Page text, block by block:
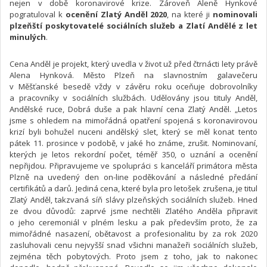
nejen v době koronavirové krize. Zároveň Aleně Hynkové
pogratuloval k ocenění Zlatý Anděl 2020, na které ji nominovali
plzeňští poskytovatelé sociálních služeb a Zlatí Andělé z let
minulých.
Cena Anděl je projekt, který uvedla v život už před čtrnácti lety právě
Alena Hynková. Město Plzeň na slavnostním galavečeru
v Měšťanské besedě vždy v závěru roku oceňuje dobrovolníky
a pracovníky v sociálních službách. Udělovány jsou tituly Anděl,
Andělské ruce, Dobrá duše a pak hlavní cena Zlatý Anděl. „Letos
jsme s ohledem na mimořádná opatření spojená s koronavirovou
krizí byli bohužel nuceni andělský slet, který se měl konat tento
pátek 11. prosince v podobě, v jaké ho známe, zrušit. Nominovaní,
kterých je letos rekordní počet, téměř 350, o uznání a ocenění
nepřijdou. Připravujeme ve spolupráci s kanceláří primátora města
Plzně na uvedený den on-line poděkování a následné předání
certifikátů a darů. Jediná cena, které byla pro letošek zrušena, je titul
Zlatý Anděl, takzvaná síň slávy plzeňských sociálních služeb. Hned
ze dvou důvodů: zaprvé jsme nechtěli Zlatého Anděla připravit
o jeho ceremoniál v plném lesku a pak především proto, že za
mimořádné nasazení, obětavost a profesionalitu by za rok 2020
zasluhovali cenu nejvyšší snad všichni manažeři sociálních služeb,
zejména těch pobytových. Proto jsem z toho, jak to nakonec